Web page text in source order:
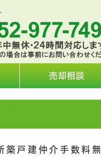
売却相談
築戸建仲介手数料無